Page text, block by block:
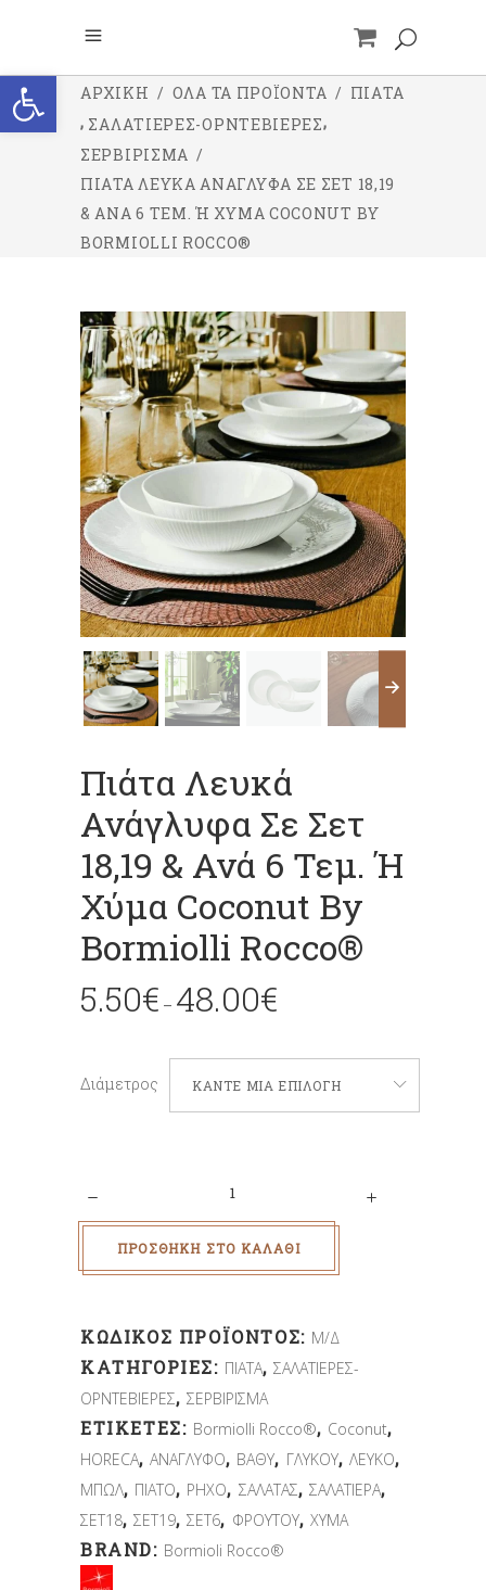
Ανοίξτε τη γραμμή εργαλείων
ΑΡΧΙΚΉ / ΌΛΑ ΤΑ ΠΡΟΪΌΝΤΑ / ΠΙΑΤΑ
, ΣΑΛΑΤΙΕΡΕΣ-ΟΡΝΤΕΒΙΕΡΕΣ,
ΣΕΡΒΙΡΙΣΜΑ /
ΠΙΆΤΑ ΛΕΥΚΆ ΑΝΆΓΛΥΦΑ ΣΕ ΣΕΤ 18,19
& ΑΝΆ 6 ΤΕΜ. Ή ΧΎΜΑ COCONUT BY B
ORMIOLLI ROCCO®
Πιάτα Λευκά
Ανάγλυφα Σε Σετ
18,19 & Ανά 6 Τεμ. Ή
Χύμα Coconut By
Bormiolli Rocco®
5.50€ – 48.00€
Διάμετρος ΚΆΝΤΕ ΜΊΑ ΕΠΙΛΟΓΉ
ΠΡΟΣΘΉΚΗ ΣΤΟ ΚΑΛΆΘΙ
ΚΩΔΙΚΌΣ ΠΡΟΪΌΝΤΟΣ: Μ/Δ
ΚΑΤΗΓΟΡΊΕΣ: ΠΙΑΤΑ,ΣΑΛΑΤΙΕΡΕΣ-
ΟΡΝΤΕΒΙΕΡΕΣ,ΣΕΡΒΙΡΙΣΜΑ
ΕΤΙΚΈΤΕΣ: Bormiolli Rocco®, Coconut,
HORECA,ΑΝΑΓΛΥΦΟ, ΒΑΘΥ, ΓΛΥΚΟΥ, ΛΕΥΚΟ,
ΜΠΩΛ, ΠΙΑΤΟ, ΡΗΧΟ, ΣΑΛΑΤΑΣ, ΣΑΛΑΤΙΕΡΑ,
ΣΕΤ18,ΣΕΤ19,ΣΕΤ6, ΦΡΟΥΤΟΥ, ΧΥΜΑ
BRAND: Bormioli Rocco®